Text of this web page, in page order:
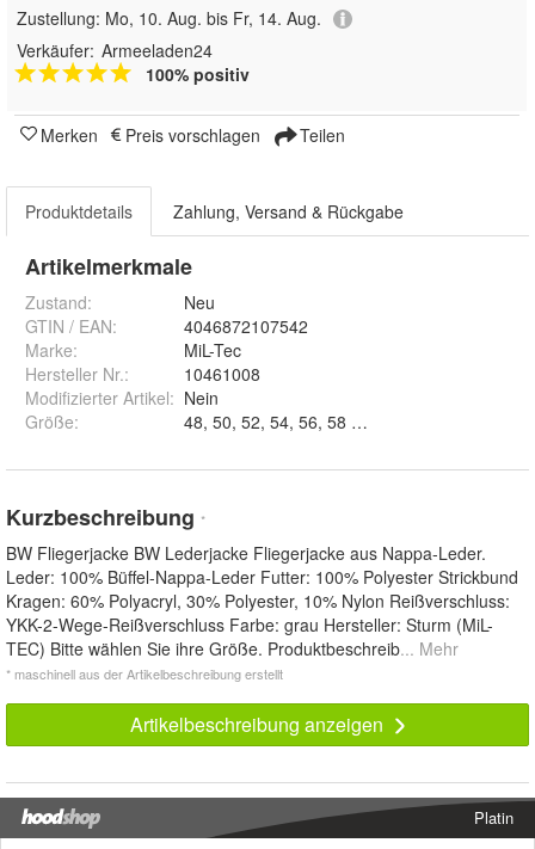
Zustellung: Mo, 10. Aug. bis Fr, 14. Aug.
Verkäufer: Armeeladen24
100% positiv
Merken Preis vorschlagen Teilen
Produktdetails Zahlung, Versand & Rückgabe
Artikelmerkmale
Zustand:
Neu
GTIN / EAN:
4046872107542
Marke:
MiL-Tec
Hersteller Nr.:
10461008
Modifizierter Artikel: Nein
Größe:
Kurzbeschreibung *
BW Fliegerjacke BW Lederjacke Fliegerjacke aus Nappa-Leder.
Leder: 100% Büffel-Nappa-Leder Futter: 100% Polyester Strickbund
Kragen: 60% Polyacryl, 30% Polyester, 10% Nylon Reißverschluss:
YKK-2-Wege-Reißverschluss Farbe: grau Hersteller: Sturm (MiL-
TEC) Bitte wählen Sie ihre Größe. Produktbeschreib... Mehr
* maschinell aus der Artikelbeschreibung erstellt
Artikelbeschreibung anzeigen
Platin